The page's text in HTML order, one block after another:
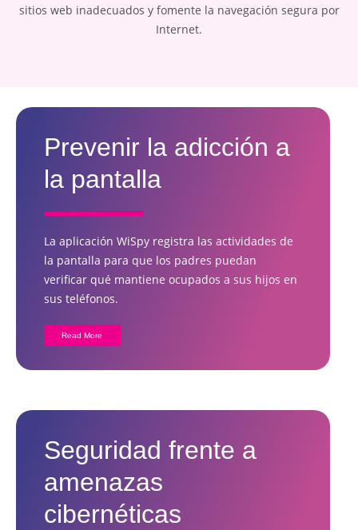
sitios web inadecuados y fomente la navegación segura por
Internet.
Prevenir la adicción a
la pantalla
La aplicación WiSpy registra las actividades de
la pantalla para que los padres puedan
verificar qué mantiene ocupados a sus hijos en
sus teléfonos.
Read More
Seguridad frente a
amenazas
cibernéticas